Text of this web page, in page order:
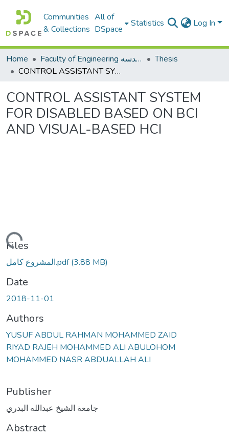
Communities
& Collections
All of
DSpace
Statistics Log In
Home Faculty of Engineering كلية الهندسه
Thesis
CONTROL ASSISTANT SYSTEM FOR DISABLED BASED ON BCI AND VISUAL-BASED HCI
CONTROL ASSISTANT SYSTEM
FOR DISABLED BASED ON BCI
AND VISUAL-BASED HCI
Files
المشروع كامل.pdf(3.88 MB)
Date
2018-11-01
Authors
YUSUF ABDUL RAHMAN MOHAMMED ZAID
RIYAD RAJEH MOHAMMED ALI ABULOHOM
MOHAMMED NASR ABDUALLAH ALI
Publisher
جامعة الشيخ عبدالله البدري
Abstract